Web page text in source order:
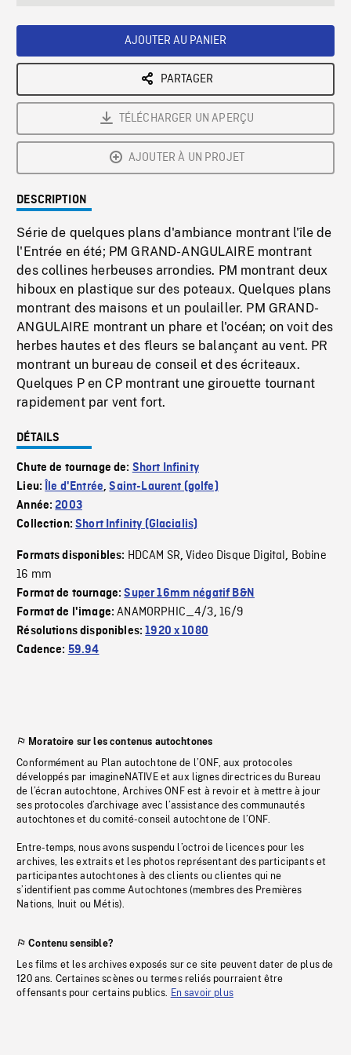
AJOUTER AU PANIER
PARTAGER
TÉLÉCHARGER UN APERÇU
AJOUTER À UN PROJET
DESCRIPTION
Série de quelques plans d'ambiance montrant l'île de
l'Entrée en été; PM GRAND-ANGULAIRE montrant
des collines herbeuses arrondies. PM montrant deux
hiboux en plastique sur des poteaux. Quelques plans
montrant des maisons et un poulailler. PM GRAND-
ANGULAIRE montrant un phare et l'océan; on voit des
herbes hautes et des fleurs se balançant au vent. PR
montrant un bureau de conseil et des écriteaux.
Quelques P en CP montrant une girouette tournant
rapidement par vent fort.
DÉTAILS
Chute de tournage de: Short Infinity
Lieu:
Île d'Entrée,Saint-Laurent (golfe)
Année:2003
Collection:Short Infinity (Glacialis)
Formats disponibles: HDCAM SR,Video Disque Digital, Bobine
16 mm
Format de tournage:Super 16mm négatif B&N
Format de l'image:ANAMORPHIC_4/3, 16/9
Résolutions disponibles:1920 x 1080
Cadence: 59.94
Moratoire sur les contenus autochtones
Conformément au Plan autochtone de l’ONF, aux protocoles
développés par imagineNATIVE et aux lignes directrices du Bureau
de l’écran autochtone, Archives ONF est à revoir et à mettre à jour
ses protocoles d’archivage avec l’assistance des communautés
autochtones et du comité-conseil autochtone de l’ONF.
Entre-temps, nous avons suspendu l’octroi de licences pour les
archives, les extraits et les photos représentant des participants et
participantes autochtones à des clients ou clientes qui ne
s’identifient pas comme Autochtones (membres des Premières
Nations, Inuit ou Métis).
Contenu sensible?
Les films et les archives exposés sur ce site peuvent dater de plus de
120 ans. Certaines scènes ou termes reliés pourraient être
offensants pour certains publics. En savoir plus